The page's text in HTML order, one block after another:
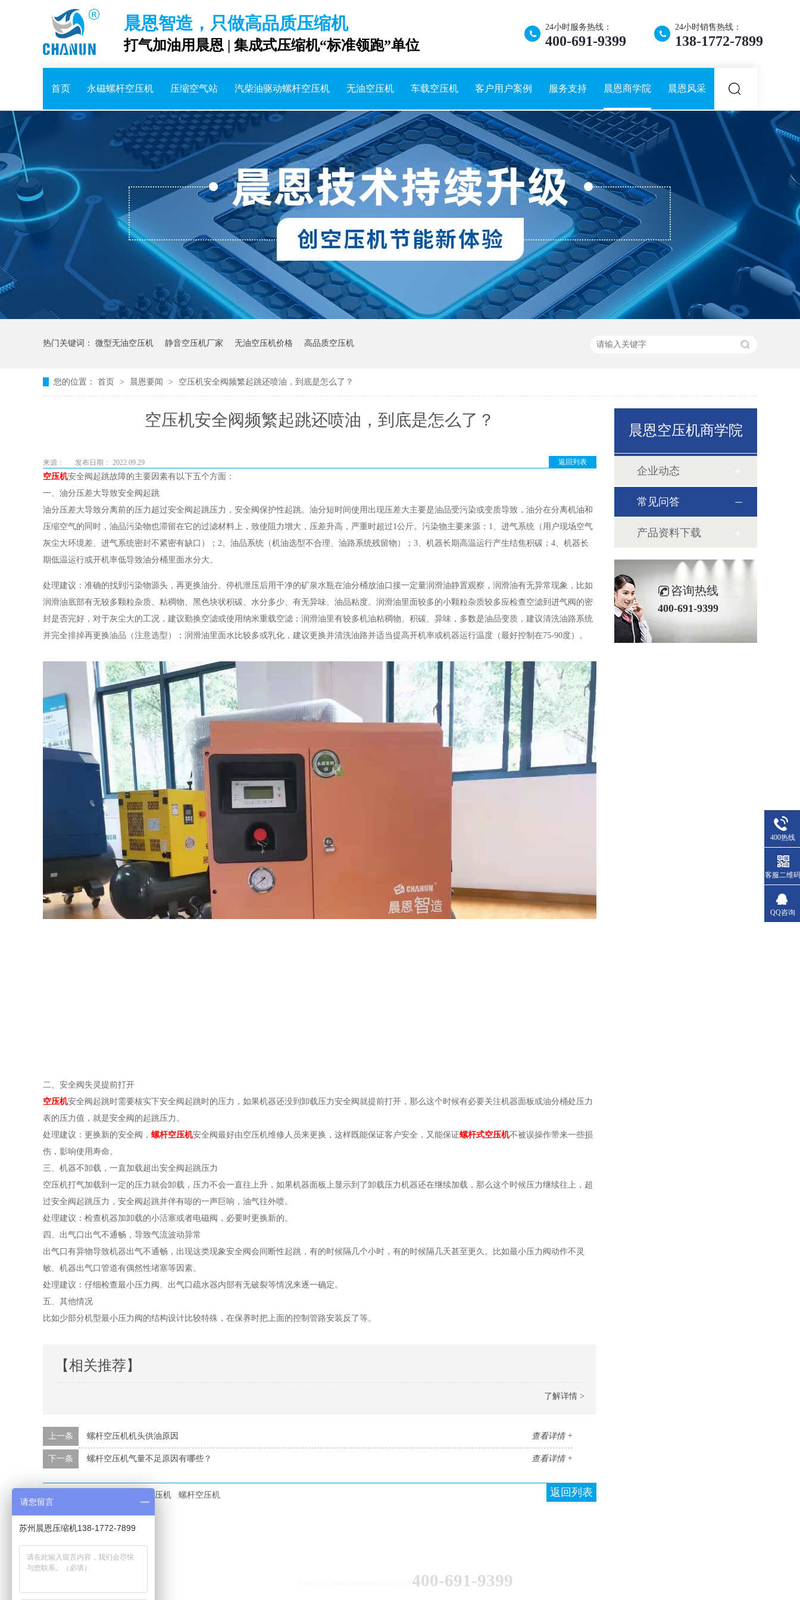
晨恩智造，只做高品质压缩机
打气加油用晨恩 | 集成式压缩机“标准领跑”单位
24小时服务热线：
400-691-9399
24小时销售热线：
138-1772-7899
首页 永磁螺杆空压机 压缩空气站 汽柴油驱动螺杆空压机 无油空压机 车载空压机 客户用户案例 服务支持 晨恩商学院 晨恩风采
热门关键词： 微型无油空压机 静音空压机厂家 无油空压机价格 高品质空压机
您的位置： 首页 > 晨恩要闻 > 空压机安全阀频繁起跳还喷油，到底是怎么了？
空压机安全阀频繁起跳还喷油，到底是怎么了？
返回列表
来源： 发布日期： 2022.09.29
空压机安全阀起跳故障的主要因素有以下五个方面：
一、油分压差大导致安全阀起跳
油分压差大导致分离前的压力超过安全阀起跳压力，安全阀保护性起跳。油分短时间使用出现压差大主要是油品受污染或变质导致，油分在分离机油和
压缩空气的同时，油品污染物也滞留在它的过滤材料上，致使阻力增大，压差升高，严重时超过1公斤。污染物主要来源：1、进气系统（用户现场空气
灰尘大环境差、进气系统密封不紧密有缺口）；2、油品系统（机油选型不合理、油路系统残留物）；3、机器长期高温运行产生结焦积碳；4、机器长
期低温运行或开机率低导致油分桶里面水分大。
处理建议：准确的找到污染物源头，再更换油分。停机泄压后用干净的矿泉水瓶在油分桶放油口接一定量润滑油静置观察，润滑油有无异常现象，比如
润滑油底部有无较多颗粒杂质、粘稠物、黑色块状积碳、水分多少、有无异味、油品粘度。润滑油里面较多的小颗粒杂质较多应检查空滤到进气阀的密
封是否完好，对于灰尘大的工况，建议勤换空滤或使用纳米重载空滤；润滑油里有较多机油粘稠物、积碳、异味，多数是油品变质，建议清洗油路系统
并完全排掉再更换油品（注意选型）；润滑油里面水比较多或乳化，建议更换并清洗油路并适当提高开机率或机器运行温度（最好控制在75-90度）。
二、安全阀失灵提前打开
空压机安全阀起跳时需要核实下安全阀起跳时的压力，如果机器还没到卸载压力安全阀就提前打开，那么这个时候有必要关注机器面板或油分桶处压力
表的压力值，就是安全阀的起跳压力。
处理建议：更换新的安全阀， 螺杆空压机安全阀最好由空压机维修人员来更换，这样既能保证客户安全，又能保证螺杆式空压机不被误操作带来一些损
伤，影响使用寿命。
三、机器不卸载，一直加载超出安全阀起跳压力
空压机打气加载到一定的压力就会卸载，压力不会一直往上升，如果机器面板上显示到了卸载压力机器还在继续加载，那么这个时候压力继续往上，超
过安全阀起跳压力，安全阀起跳并伴有嘭的一声巨响，油气往外喷。
处理建议：检查机器加卸载的小活塞或者电磁阀，必要时更换新的。
四、出气口出气不通畅，导致气流波动异常
出气口有异物导致机器出气不通畅，出现这类现象安全阀会间断性起跳，有的时候隔几个小时，有的时候隔几天甚至更久。比如最小压力阀动作不灵
敏、机器出气口管道有偶然性堵塞等因素。
处理建议：仔细检查最小压力阀、出气口疏水器内部有无破裂等情况来逐一确定。
五、其他情况
比如少部分机型最小压力阀的结构设计比较特殊，在保养时把上面的控制管路安装反了等。
【相关推荐】
了解详情 >
查看详情 +
上一条 螺杆空压机机头供油原因
查看详情 +
下一条 螺杆空压机气量不足原因有哪些？
返回列表
螺杆式空压机 螺杆空压机
晨恩空压机商学院
企业动态
常见问答
产品资料下载
咨询热线
400-691-9399
选购及了解
螺杆式空压机
400-691-9399
400热线
客服二维码
QQ咨询
请您留言
苏州晨恩压缩机138-1772-7899